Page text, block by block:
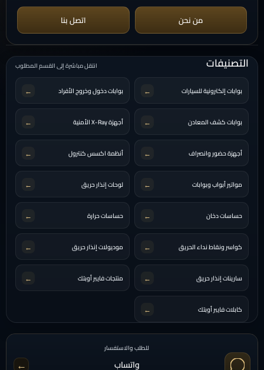
من نحن اتصل بنا
التصنيفات انتقل مباشرة إلى القسم المطلوب
بوابات إلكترونية للسيارات ← بوابات دخول وخروج الأفراد ←
بوابات كشف المعادن ← أجهزة X-Ray الأمنية ←
أجهزة حضور وانصراف ← أنظمة اكسس كنترول ←
مواتير أبواب وبوابات ← لوحات إنذار حريق ←
حساسات دخان ← حساسات حرارة ←
كواسر ونقاط نداء الحريق ← موديولات إنذار حريق ←
سارينات إنذار حريق ← منتجات فايبر أوبتك ←
كابلات فايبر أوبتك ←
للطلب والاستفسار
واتساب ←